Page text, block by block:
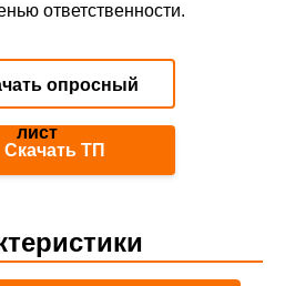
ответственности.
опросный
лист
Скачать ТП